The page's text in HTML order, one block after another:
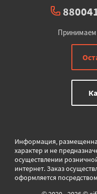
Принимаем
Информация,
характер и не
осуществлении
интернет. Заказ
оформляется